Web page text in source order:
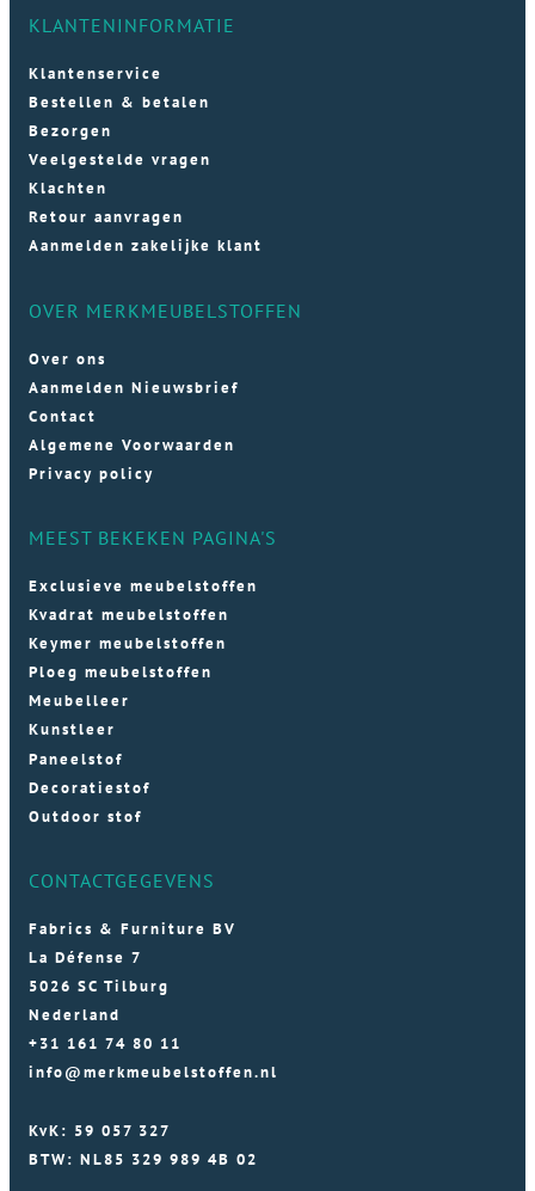
KLANTENINFORMATIE
Klantenservice
Bestellen & betalen
Bezorgen
Veelgestelde vragen
Klachten
Retour aanvragen
Aanmelden zakelijke klant
OVER MERKMEUBELSTOFFEN
Over ons
Aanmelden Nieuwsbrief
Contact
Algemene Voorwaarden
Privacy policy
MEEST BEKEKEN PAGINA'S
Exclusieve meubelstoffen
Kvadrat meubelstoffen
Keymer meubelstoffen
Ploeg meubelstoffen
Meubelleer
Kunstleer
Paneelstof
Decoratiestof
Outdoor stof
CONTACTGEGEVENS
Fabrics & Furniture BV
La Défense 7
5026 SC Tilburg
Nederland
+31 161 74 80 11
info@merkmeubelstoffen.nl
KvK: 59 057 327
BTW: NL85 329 989 4B 02